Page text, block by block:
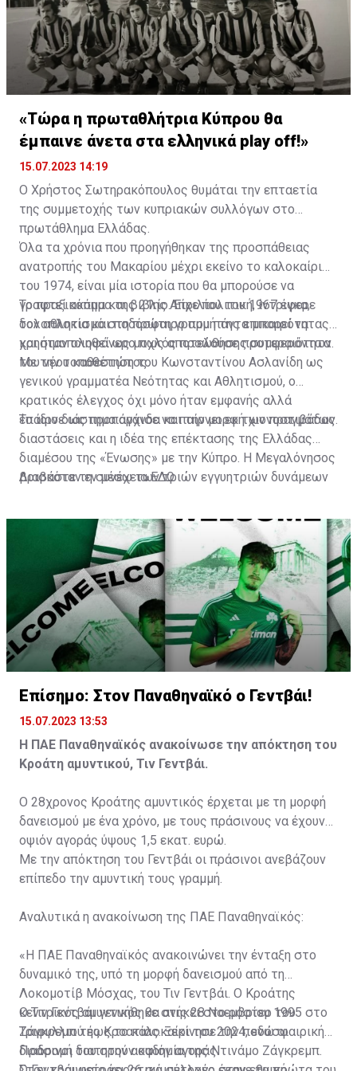
«Τώρα η πρωταθλήτρια Κύπρου θα
έμπαινε άνετα στα ελληνικά play off!»
15.07.2023 14:19
Ο Χρήστος Σωτηρακόπουλος θυμάται την επταετία
της συμμετοχής των κυπριακών συλλόγων στο
πρωτάθλημα Ελλάδας.
Όλα τα χρόνια που προηγήθηκαν της προσπάθειας
ανατροπής του Μακαρίου μέχρι εκείνο το καλοκαίρι
του 1974, είναι μία ιστορία που θα μπορούσε να
γραφτεί ακόμα και βιβλίο. Είχε πολιτική, ίντριγκα,
δολοπλοκία και ποδόσφαιρο που πάντα μπορεί να
χρησιμοποιηθεί ως μοχλός προώθησης συμφερόντων.
Το πραξικόπημα της 21ης Απριλίου του 1967 έφερε
τον αθλητισμό στη πρώτη γραμμή της επικαιρότητας
και ήταν ολοφάνερο πως αποτελούσε προτεραιότητα
του νέου καθεστώτος.
Με την τοποθέτηση του Κωνσταντίνου Ασλανίδη ως
γενικού γραμματέα Νεότητας και Αθλητισμού, ο
κρατικός έλεγχος όχι μόνο ήταν εμφανής αλλά
έπαιρνε ως προπαγάνδα και την μορφή χιονοστιβάδας.
Το ίδιο διάστημα άρχισε να παίρνει εκ των πραγμάτων
διαστάσεις και η ιδέα της επέκτασης της Ελλάδας
διαμέσου της «Ένωσης» με την Κύπρο. Η Μεγαλόνησος
βρισκόταν εν μέσω των τριών εγγυητριών δυνάμεων
σύμφωνα με την συνθήκη της Ζυρίχης, έπρεπε να
αποτελεί αποστρατικοποιημένη ζώνη.
Διαβάστε τη συνέχειαΕΔΩ
Επίσημο: Στον Παναθηναϊκό ο Γεντβάι!
15.07.2023 13:53
Η ΠΑΕ Παναθηναϊκός ανακοίνωσε την απόκτηση του
Κροάτη αμυντικού, Τιν Γεντβάι.
Ο 28χρονος Κροάτης αμυντικός έρχεται με τη μορφή
δανεισμού με ένα χρόνο, με τους πράσινους να έχουν
οψιόν αγοράς ύψους 1,5 εκατ. ευρώ.
Με την απόκτηση του Γεντβάι οι πράσινοι ανεβάζουν
επίπεδο την αμυντική τους γραμμή.
Αναλυτικά η ανακοίνωση της ΠΑΕ Παναθηναϊκός:
«Η ΠΑΕ Παναθηναϊκός ανακοινώνει την ένταξη στο
δυναμικό της, υπό τη μορφή δανεισμού από τη
Λοκομοτίβ Μόσχας, του Τιν Γεντβάι. Ο Κροάτης
κεντρικός αμυντικός θα ανήκει στο ρόστερ του
Τριφυλλιού έως το καλοκαίρι του 2024, ενώ οι
Πράσινοι διατηρούν οψιόν αγοράς.
Ο Τιν Γεντβάι γεννήθηκε στις 28 Νοεμβρίου 1995 στο
Ζάγκρεμπ της Κροατίας. Ξεκίνησε την ποδοσφαιρική
διαδρομή του στην ακαδημία της Ντινάμο Ζάγκρεμπ.